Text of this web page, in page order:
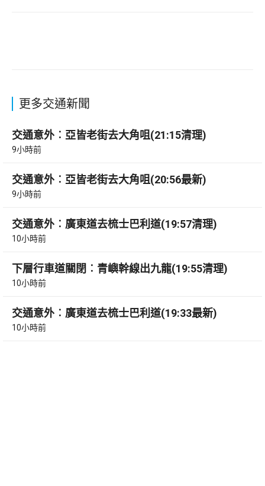
更多交通新聞
交通意外︰亞皆老街去大角咀(21:15清理)
9小時前
交通意外︰亞皆老街去大角咀(20:56最新)
9小時前
交通意外︰廣東道去梳士巴利道(19:57清理)
10小時前
下層行車道關閉︰青嶼幹線出九龍(19:55清理)
10小時前
交通意外︰廣東道去梳士巴利道(19:33最新)
10小時前